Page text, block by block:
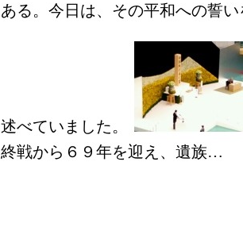
ある。今日は、その平和への誓
述べていました。
終戦から６９年を迎え、遺族…